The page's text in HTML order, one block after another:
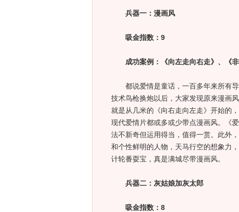
兵器一：漫画风
吸金指数：9
成功案例：《向左走向右走》、《非
都说爱情是童话，一百多年来所有导
技术鸟枪换炮以后，大家发现原来漫画
就是从几米的《向右走向左走》开始的
现代爱情片都或多或少带点漫画风。《
法不新奇但运用得当，值得一赏。此外
和个性鲜明的人物，天马行空的想象力
计轮番耍宝，真是满城尽带漫画风。
兵器二：灰姑娘加灰太郎
吸金指数：8